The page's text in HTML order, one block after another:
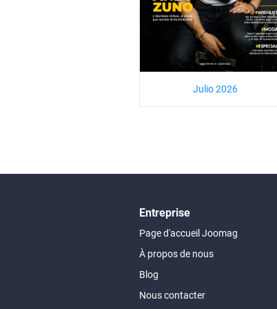
Julio 2026
Entreprise
Page d'accueil Joomag
À propos de nous
Blog
Nous contacter